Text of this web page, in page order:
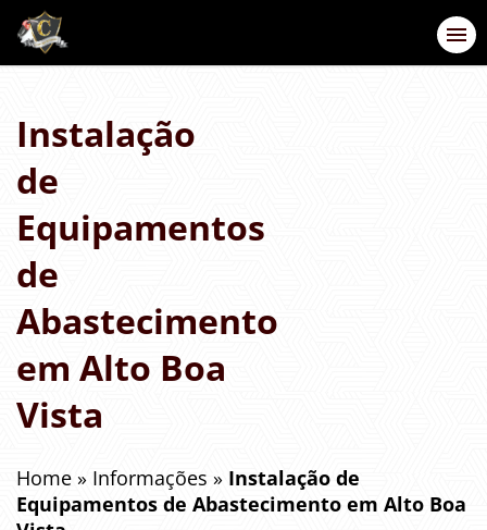
Instalação
de
Equipamentos
de
Abastecimento
em Alto Boa
Vista
Home » Informações » Instalação de
Equipamentos de Abastecimento em Alto Boa